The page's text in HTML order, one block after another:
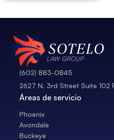
(602) 883-0845
2627 N. 3rd Street Suite
Áreas de servicio
Phoenix
Avondale
Buckeye